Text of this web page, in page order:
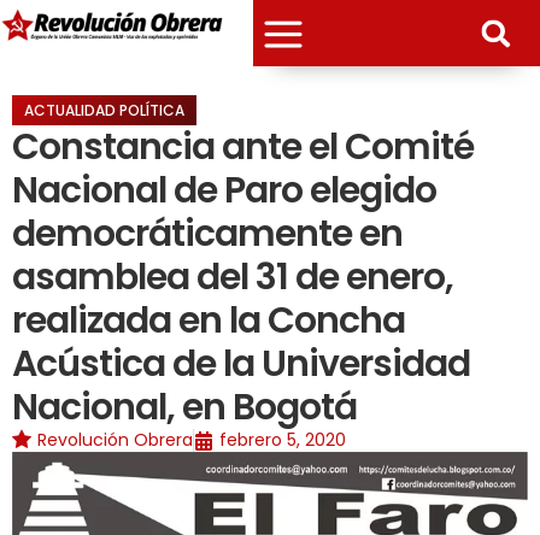
ACTUALIDAD POLÍTICA
Constancia ante el Comité
Nacional de Paro elegido
democráticamente en
asamblea del 31 de enero,
realizada en la Concha
Acústica de la Universidad
Nacional, en Bogotá
Revolución Obrera febrero 5, 2020